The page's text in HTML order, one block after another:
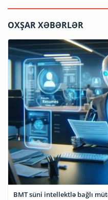
OXŞAR XƏBƏRLƏR
BMT süni intellektlə bağlı